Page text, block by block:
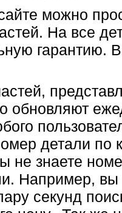
можно
На все
обновляют
детали по
не знаете
Например,
секунд